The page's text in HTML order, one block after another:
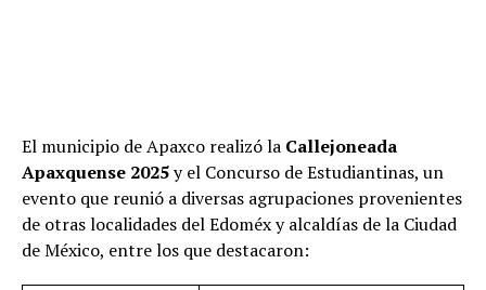
El municipio de Apaxco realizó la Callejoneada
Apaxquense 2025y el Concurso de Estudiantinas, un
evento que reunió a diversas agrupaciones provenientes
de otras localidades del Edoméx y alcaldías de la Ciudad
de México, entre los que destacaron: